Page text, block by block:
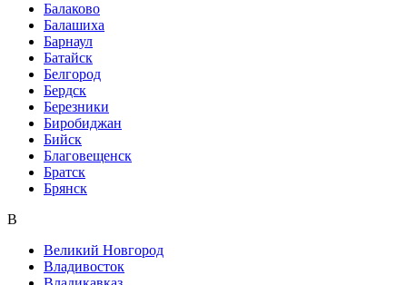
Балаково
Балашиха
Барнаул
Батайск
Белгород
Бердск
Березники
Биробиджан
Бийск
Благовещенск
Братск
Брянск
В
Великий Новгород
Владивосток